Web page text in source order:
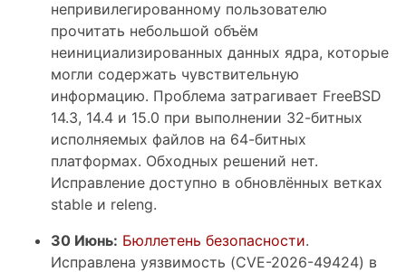
непривилегированному пользователю
прочитать небольшой объём
неинициализированных данных ядра, которые
могли содержать чувствительную
информацию. Проблема затрагивает FreeBSD
14.3, 14.4 и 15.0 при выполнении 32-битных
исполняемых файлов на 64-битных
платформах. Обходных решений нет.
Исправление доступно в обновлённых ветках
stable и releng.
30 Июнь: Бюллетень безопасности.
Исправлена уязвимость (CVE-2026-49424) в